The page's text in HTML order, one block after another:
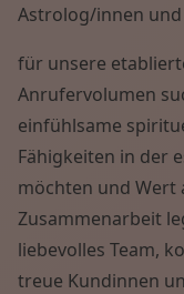
Astrolog/innen
für unsere
Anrufervolumen
einfühlsame
Fähigkeiten in der
möchten und Wert
Zusammenarbeit
liebevolles Team,
treue Kundinnen